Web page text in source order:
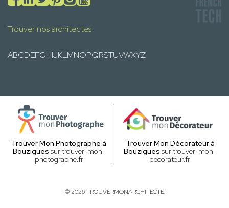
Trouver nos architectes
ABCDEFGHIJKLMNOPQRSTUVWXYZ
Trouver Mon Photographe à
Bouzigues sur trouver-mon-
photographe.fr
Trouver Mon Décorateur à
Bouzigues sur trouver-mon-
decorateur.fr
© 2026 TROUVERMONARCHITECTE